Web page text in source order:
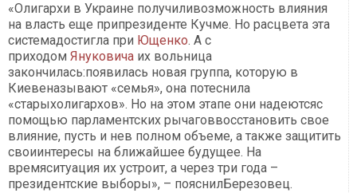
«Олигархи в Украине получиливозможность влияния
на власть еще припрезиденте Кучме. Но расцвета эта
системадостигла при Ющенко. А с
приходом Януковича их вольница
закончилась:появилась новая группа, которую в
Киевеназывают «семья», она потеснила
«старыхолигархов». Но на этом этапе они надеютсяс
помощью парламентских рычаговвосстановить свое
влияние, пусть и нев полном объеме, а также защитить
своиинтересы на ближайшее будущее. На
времяситуация их устроит, а через три года –
президентские выборы», – пояснилБерезовец.